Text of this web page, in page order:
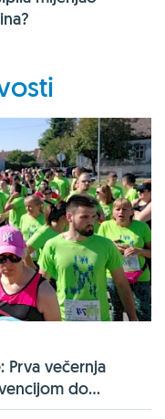
Prva večernja
do...